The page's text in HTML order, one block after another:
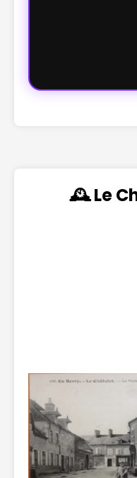
🕰️ Le